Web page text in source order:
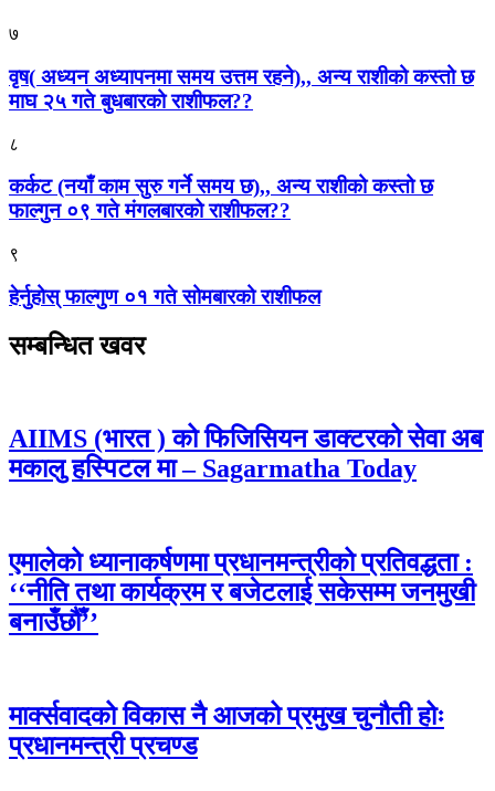
७
वृष( अध्यन अध्यापनमा समय उत्तम रहने),, अन्य राशीको कस्तो छ
माघ २५ गते बुधबारको राशीफल??
८
कर्कट (नयाँ काम सुरु गर्ने समय छ),, अन्य राशीको कस्तो छ
फाल्गुन ०९ गते मंगलबारको राशीफल??
९
हेर्नुहोस् फाल्गुण ०१ गते सोमबारको राशीफल
सम्बन्धित खवर
AIIMS (भारत ) को फिजिसियन डाक्टरको सेवा अब
मकालु हस्पिटल मा – Sagarmatha Today
एमालेको ध्यानाकर्षणमा प्रधानमन्त्रीको प्रतिवद्धता :
‘‘नीति तथा कार्यक्रम र बजेटलाई सकेसम्म जनमुखी
बनाउँछौँ’’
मार्क्सवादको विकास नै आजको प्रमुख चुनौती होः
प्रधानमन्त्री प्रचण्ड